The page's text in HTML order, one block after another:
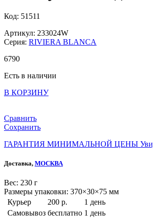
Код: 51511
Артикул: 233024W
Серия: RIVIERA BLANCA
6790
Есть в наличии
В КОРЗИНУ
Сравнить
Сохранить
ГАРАНТИЯ МИНИМАЛЬНОЙ ЦЕНЫ
Доставка, МОСКВА
Веc: 230 г
Размеры упаковки: 370×30×75 мм
Курьер
200 р.
1 день
Самовывоз бесплатно 1 день